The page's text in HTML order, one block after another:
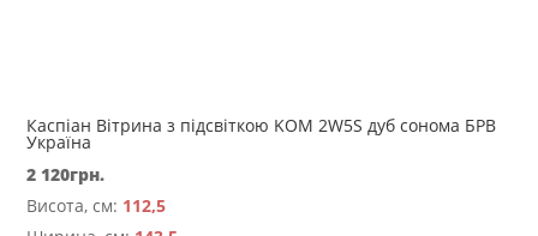
Каспіан Вітрина з підсвіткою KOM 2W5S дуб сонома БРВ
Україна
2 120грн.
Висота, см: 112,5